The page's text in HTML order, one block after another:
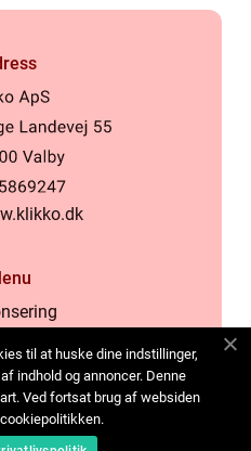
oss
til at huske dine indstillinger,
indhold og annoncer. Denne
Ved fortsat brug af websiden